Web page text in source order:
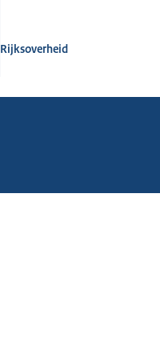
Rijksoverheid